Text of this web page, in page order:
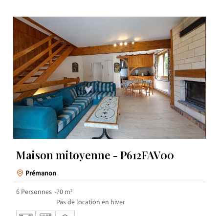
Maison mitoyenne - P612FAV00
Prémanon
6 Personnes 70 m²
Pas de location en hiver